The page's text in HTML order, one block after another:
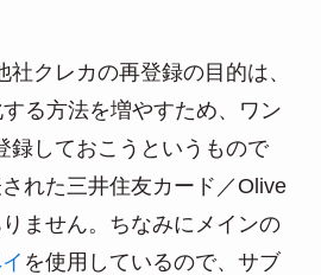
クレカの再登録の目的は、
る方法を増やすため、ワン
録しておこうというもので
れた三井住友カード／Olive
ません。ちなみにメインの
を使用しているので、サブ